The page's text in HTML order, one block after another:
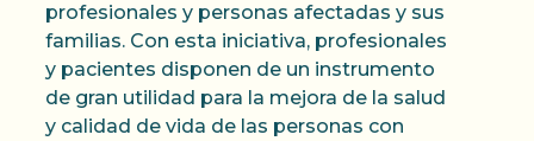
profesionales y personas afectadas y sus
familias. Con esta iniciativa, profesionales
y pacientes disponen de un instrumento
de gran utilidad para la mejora de la salud
y calidad de vida de las personas con